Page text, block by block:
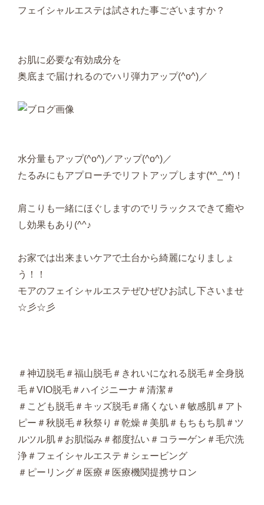
フェイシャルエステは試された事ございますか？
お肌に必要な有効成分を
奥底まで届けれるのでハリ弾力アップ(^o^)／
水分量もアップ(^o^)／アップ(^o^)／
たるみにもアプローチでリフトアップします(*^_^*)！
肩こりも一緒にほぐしますのでリラックスできて癒や
し効果もあり(^^♪
お家では出来まいケアで土台から綺麗になりましょ
う！！
モアのフェイシャルエステぜひぜひお試し下さいませ
☆彡☆彡
＃神辺脱毛＃福山脱毛＃きれいになれる脱毛＃全身脱
毛＃VIO脱毛＃ハイジニーナ＃清潔＃
＃こども脱毛＃キッズ脱毛＃痛くない＃敏感肌＃アト
ピー＃秋脱毛＃秋祭り＃乾燥＃美肌＃もちもち肌＃ツ
ルツル肌＃お肌悩み＃都度払い＃コラーゲン＃毛穴洗
浄＃フェイシャルエステ＃シェービング
＃ピーリング＃医療＃医療機関提携サロン